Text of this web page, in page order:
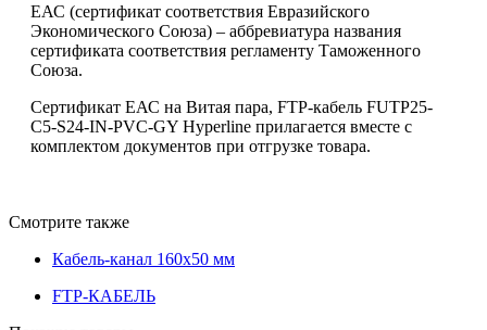
ЕАС (сертификат соответствия Евразийского
Экономического Союза) – аббревиатура названия
сертификата соответствия регламенту Таможенного
Союза.
Сертификат ЕАС на Витая пара, FTP-кабель FUTP25-
C5-S24-IN-PVC-GY Hyperline прилагается вместе с
комплектом документов при отгрузке товара.
Смотрите также
Кабель-канал 160x50 мм
FTP-КАБЕЛЬ